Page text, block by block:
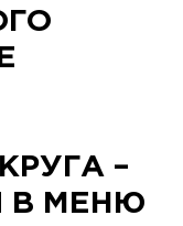
–
В МЕНЮ